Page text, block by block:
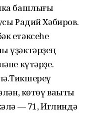
башлығы
Радий Хәбиров.
етәксеһе
үҙәктәрҙең
күтәрҙе.
көтөү ваҡыты
— 71, Иглиндә